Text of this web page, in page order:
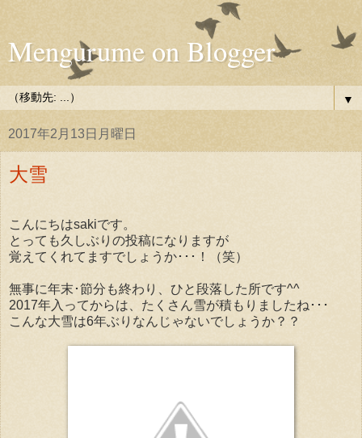
Mengurume on Blogger
▼
2017年2月13日月曜日
大雪
こんにちはsakiです。
とっても久しぶりの投稿になりますが
覚えてくれてますでしょうか･･･！（笑）
無事に年末･節分も終わり、ひと段落した所です^^
2017年入ってからは、たくさん雪が積もりましたね･･･
こんな大雪は6年ぶりなんじゃないでしょうか？？